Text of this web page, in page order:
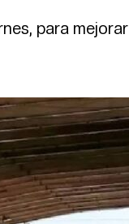
para mejorar